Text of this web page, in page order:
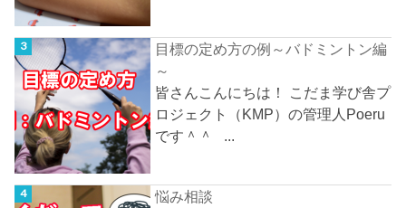
目標の定め方の例～バドミントン編
～
皆さんこんにちは！ こだま学び舎プ
ロジェクト（KMP）の管理人Poeru
です＾＾ ...
悩み相談